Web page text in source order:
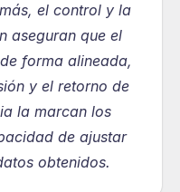
el control y la
aseguran que el
forma alineada,
y el retorno de
la marcan los
de ajustar
obtenidos.